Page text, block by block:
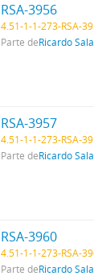
RSA-3956
4.51-1-1-273-RSA-
Parte deRicardo
RSA-3957
4.51-1-1-273-RSA-
Parte deRicardo
RSA-3960
4.51-1-1-273-RSA-
Parte deRicardo